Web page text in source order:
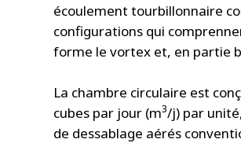
écoulement tourbillonnaire
configurations qui
forme le vortex et, en partie
La chambre circulaire est
cubes par jour (m3/j) par
de dessablage aérés